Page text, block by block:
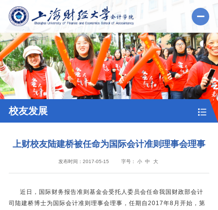
校友发展
上财校友陆建桥被任命为国际会计准则理事会理事
发布时间：2017-05-15 字号： 小 中 大
近日，国际财务报告准则基金会受托人委员会任命我国财政部会计
司陆建桥博士为国际会计准则理事会理事，任期自2017年8月开始，第